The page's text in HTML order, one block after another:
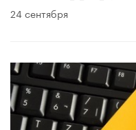
24 сентября